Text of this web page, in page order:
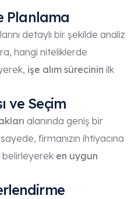
Planlama
detaylı bir şekilde analiz
hangi niteliklerde
işe alım sürecinin ilk
ve Seçim
alanında geniş bir
firmanızın ihtiyacına
belirleyerek en uygun